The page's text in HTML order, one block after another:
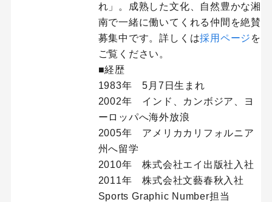
れ」。成熟した文化、自然豊かな湘
南で一緒に働いてくれる仲間を絶賛
募集中です。詳しくは採用ページ を
ご覧ください。
■経歴
1983年 5月7日生まれ
2002年 インド、カンボジア、ヨ
ーロッパへ海外放浪
2005年 アメリカカリフォルニア
州へ留学
2010年 株式会社エイ出版社入社
2011年 株式会社文藝春秋入社
Sports Graphic Number担当